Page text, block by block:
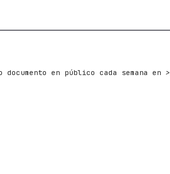
en público cada semana en